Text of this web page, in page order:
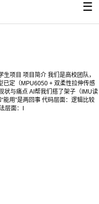
☰
项目 项目简介 我们是高校团队，
已定（MPU6050 + 双柔性拉伸传感
状与痛点 AI帮我们搭了架子（IMU读
能用”是两回事 代码层面：逻辑比较
层面：I